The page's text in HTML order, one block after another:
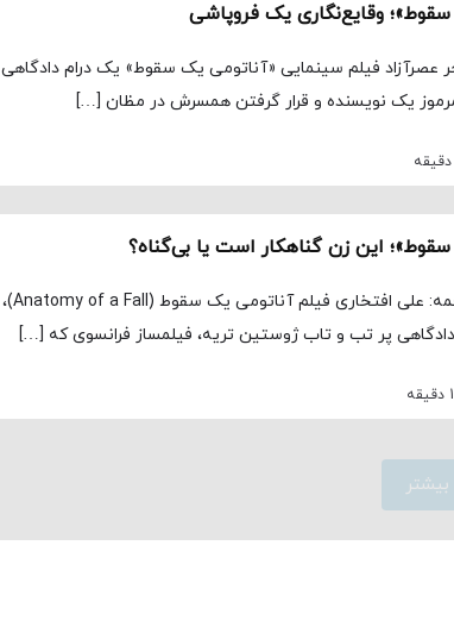
وقایع‌نگاری یک فروپاشی
عصرآزاد فیلم سینمایی «آناتومی یک سقوط» یک درام دادگاهی
یک نویسنده و قرار گرفتن همسرش در مظان […]
این زن گناهکار است یا بی‌گناه؟
مجله نماوا، ترجمه: علی افتخاری فیلم آناتومی یک سقوط (Anatomy of a Fall)،
پر تب و تاب ژوستین تریه، فیلمساز فرانسوی که […]
بیشتر